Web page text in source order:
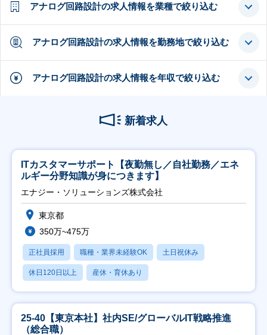
アナログ回路設計の求人情報を業種で絞り込む
アナログ回路設計の求人情報を勤務地で絞り込む
アナログ回路設計の求人情報を年収で絞り込む
新着求人
ITカスタマーサポート【夜勤無し／自社勤務／エネ
ルギー分野知識が身につきます】
エナジー・ソリューションズ株式会社
東京都
350万~475万
正社員採用 職種・業界未経験OK 土日祝休み
休日120日以上 産休・育休あり
25-40【東京本社】社内SE/グローバルIT戦略推進
（総合職）